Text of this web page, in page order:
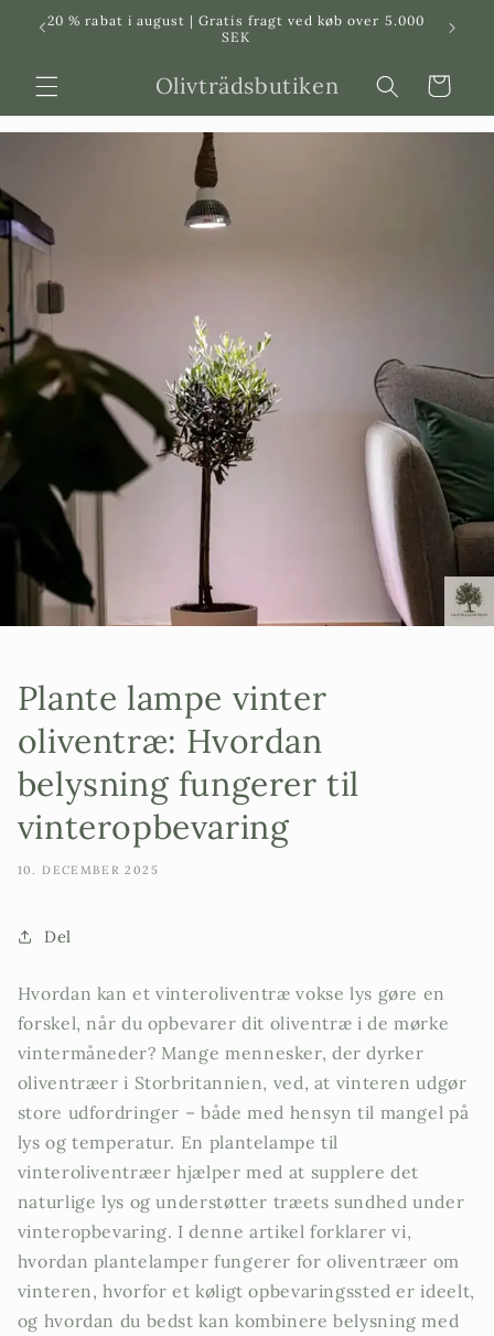
Svenska Dansk
20 % rabat i august | Gratis fragt ved køb over 5.000
SEK
Olivträdsbutiken Indkøbskurv
Plante lampe vinter
oliventræ: Hvordan
belysning fungerer til
vinteropbevaring
10. DECEMBER 2025
Del
Hvordan kan et vinteroliventræ vokse lys gøre en
forskel, når du opbevarer dit oliventræ i de mørke
vintermåneder? Mange mennesker, der dyrker
oliventræer i Storbritannien, ved, at vinteren udgør
store udfordringer – både med hensyn til mangel på
lys og temperatur. En plantelampe til
vinteroliventræer hjælper med at supplere det
naturlige lys og understøtter træets sundhed under
vinteropbevaring. I denne artikel forklarer vi,
hvordan plantelamper fungerer for oliventræer om
vinteren, hvorfor et køligt opbevaringssted er ideelt,
og hvordan du bedst kan kombinere belysning med